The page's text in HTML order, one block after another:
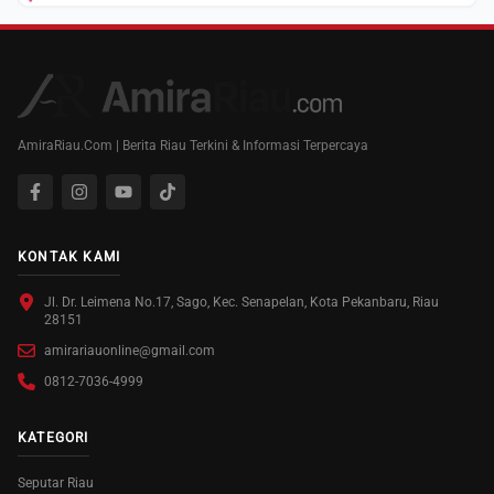
AmiraRiau.Com | Berita Riau Terkini & Informasi Terpercaya
KONTAK KAMI
Jl. Dr. Leimena No.17, Sago, Kec. Senapelan, Kota Pekanbaru, Riau
28151
amirariauonline@gmail.com
0812-7036-4999
KATEGORI
Seputar Riau